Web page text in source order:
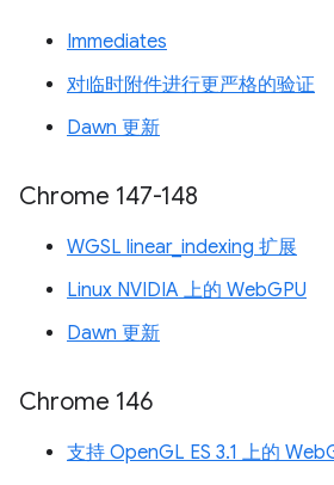
Immediates
对临时附件进行更严格的验证
Dawn 更新
Chrome 147-148
WGSL linear_indexing 扩展
Linux NVIDIA 上的 WebGPU
Dawn 更新
Chrome 146
支持 OpenGL ES 3.1 上的